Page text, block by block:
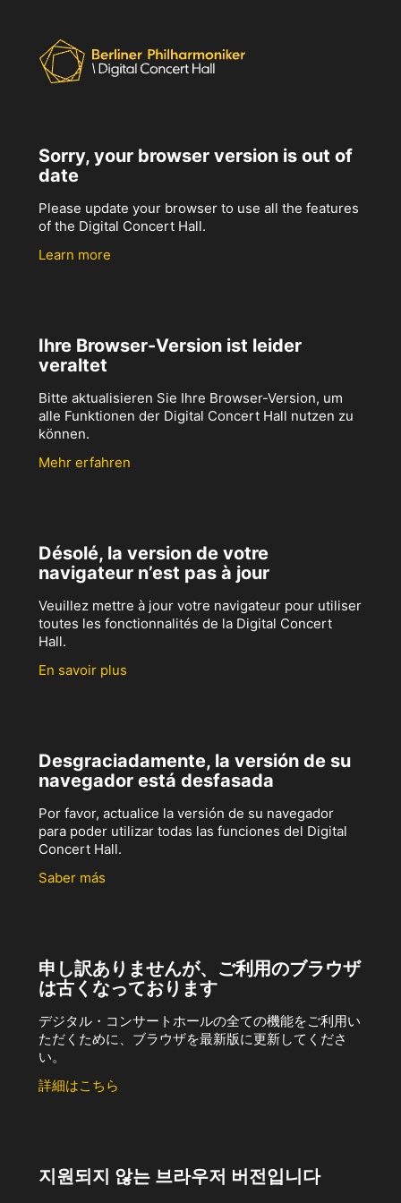
Sorry, your browser version is out of
date
Please update your browser to use all the features
of the Digital Concert Hall.
Learn more
Ihre Browser-Version ist leider
veraltet
Bitte aktualisieren Sie Ihre Browser-Version, um
alle Funktionen der Digital Concert Hall nutzen zu
können.
Mehr erfahren
Désolé, la version de votre
navigateur n’est pas à jour
Veuillez mettre à jour votre navigateur pour utiliser
toutes les fonctionnalités de la Digital Concert
Hall.
En savoir plus
Desgraciadamente, la versión de su
navegador está desfasada
Por favor, actualice la versión de su navegador
para poder utilizar todas las funciones del Digital
Concert Hall.
Saber más
申し訳ありませんが、ご利用のブラウザ
は古くなっております
デジタル・コンサートホールの全ての機能をご利用い
ただくために、ブラウザを最新版に更新してくださ
い。
詳細はこちら
지원되지 않는 브라우저 버전입니다